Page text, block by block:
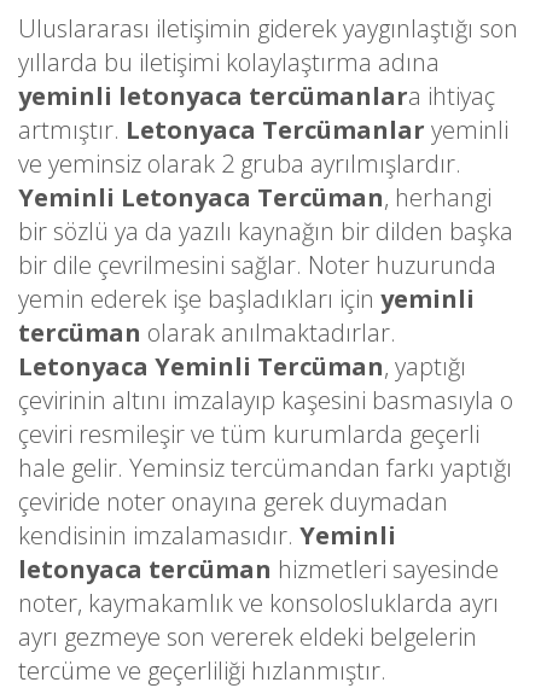
Uluslararası iletişimin giderek yaygınlaştığı son
yıllarda bu iletişimi kolaylaştırma adına
yeminli letonyaca tercümanlara ihtiyaç
artmıştır. Letonyaca Tercümanlar yeminli
ve yeminsiz olarak 2 gruba ayrılmışlardır.
Yeminli Letonyaca Tercüman, herhangi
bir sözlü ya da yazılı kaynağın bir dilden başka
bir dile çevrilmesini sağlar. Noter huzurunda
yemin ederek işe başladıkları için yeminli
tercüman olarak anılmaktadırlar.
Letonyaca Yeminli Tercüman, yaptığı
çevirinin altını imzalayıp kaşesini basmasıyla o
çeviri resmileşir ve tüm kurumlarda geçerli
hale gelir. Yeminsiz tercümandan farkı yaptığı
çeviride noter onayına gerek duymadan
kendisinin imzalamasıdır. Yeminli
letonyaca tercüman hizmetleri sayesinde
noter, kaymakamlık ve konsolosluklarda ayrı
ayrı gezmeye son vererek eldeki belgelerin
tercüme ve geçerliliği hızlanmıştır.